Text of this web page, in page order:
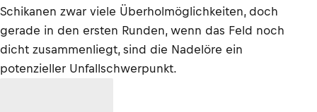
Schikanen zwar viele Überholmöglichkeiten, doch
gerade in den ersten Runden, wenn das Feld noch
dicht zusammenliegt, sind die Nadelöre ein
potenzieller Unfallschwerpunkt.